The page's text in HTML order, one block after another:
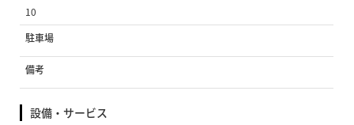
10
駐車場
備考
設備・サービス